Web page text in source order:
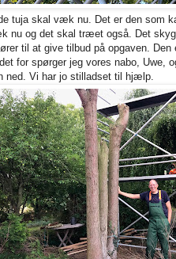
tuja skal væk nu. Det er den som
nu og det skal træet også. Det
til at give tilbud på opgaven.
for spørger jeg vores nabo, Uwe,
ned. Vi har jo stilladset til hjælp.